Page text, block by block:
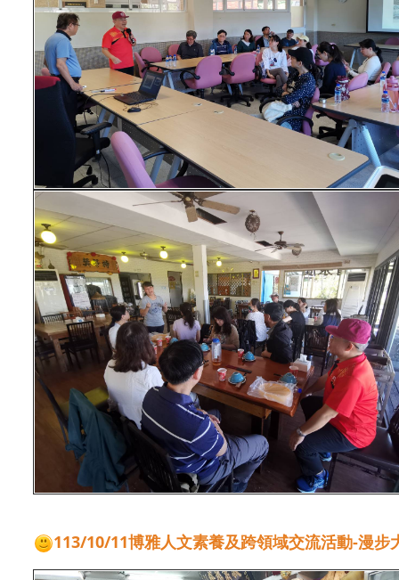
113/10/11博雅人文素養及跨領域交流活動-漫